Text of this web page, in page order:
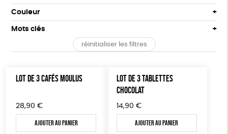
MAISON
ACCESSOIRES
BIEN-ÊTRE
JEUX
SOLICADEAUX
Popularité
Prix : du - cher au + cher
Prix : du + cher au - cher
Tous
0 € - 50 €
Plus de 200€
Couleur
Blanc Pur
vert
vert amande violet
Mots clés
Biodégradable Cosme Bio
ESAT GOTS
Fabriqué en France Agriculture Biologique
réinitialiser les filtres
LOT DE 3 CAFÉS MOULUS
28,90 €
Ajouter au panier
LOT DE 3 TABLETTES
CHOCOLAT
14,90 €
Ajouter au panier